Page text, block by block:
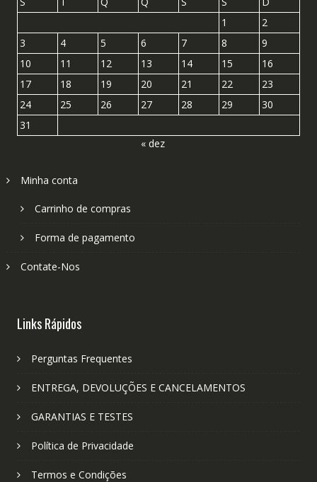
1
2
3
4 5 6 7 8
9
10
11 12 13 14 15
16
17
18 19 20 21 22
23
24
25 26 27 28 29
30
31
« dez
Minha conta
Carrinho de compras
Forma de pagamento
Contate-Nos
Links Rápidos
Perguntas Frequentes
ENTREGA, DEVOLUÇÕES E CANCELAMENTOS
GARANTIAS E TESTES
Política de Privacidade
Termos e Condições